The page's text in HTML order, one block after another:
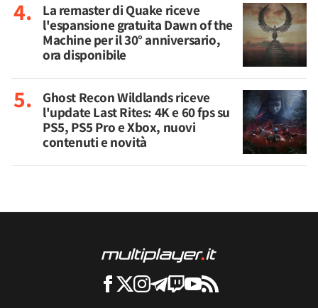
La remaster di Quake riceve
l'espansione gratuita Dawn of the
Machine per il 30° anniversario,
ora disponibile
Ghost Recon Wildlands riceve
l'update Last Rites: 4K e 60 fps su
PS5, PS5 Pro e Xbox, nuovi
contenuti e novità